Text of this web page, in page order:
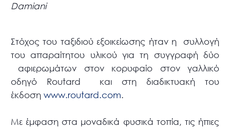
Damiani
Στόχος του ταξιδιού εξοικείωσης ήταν η συλλογή
του απαραίτητου υλικού για τη συγγραφή δύο
αφιερωμάτων στον κορυφαίο στον γαλλικό
οδηγό Routard και στη διαδικτυακή του
έκδοσηwww.routard.com.
Με έμφαση στα μοναδικά φυσικά τοπία, τις ήπιες